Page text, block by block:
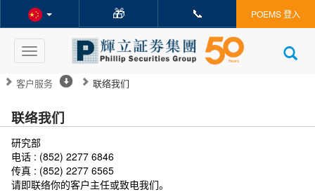
🎁 📞 POEMS 登入
Toggle
navigation
客户服务 联络我们
联络我们
研究部
电话 : (852) 2277 6846
传真 : (852) 2277 6565
请即联络你的客户主任或致电我们。